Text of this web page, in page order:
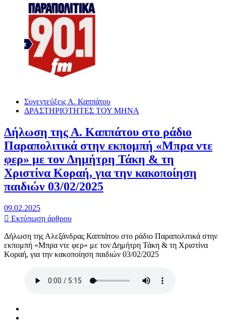
Συνεντεύξεις Α. Καππάτου
ΔΡΑΣΤΗΡΙΟΤΗΤΕΣ ΤΟΥ ΜΗΝΑ
Δήλωση της Α. Καππάτου στο ράδιο
Παραπολιτικά στην εκπομπή «Μπρα ντε
φερ» με τον Δημήτρη Τάκη & τη
Χριστίνα Κοραή, για την κακοποίηση
παιδιών 03/02/2025
09.02.2025
Εκτύπωση άρθρου
Δήλωση της Αλεξάνδρας Καππάτου στο ράδιο Παραπολιτικά στην
εκπομπή «Μπρα ντε φερ» με τον Δημήτρη Τάκη & τη Χριστίνα
Κοραή, για την κακοποίηση παιδιών 03/02/2025